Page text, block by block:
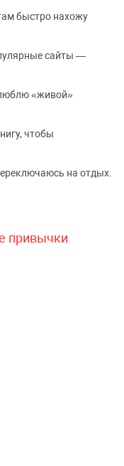
быстро нахожу
сайты —
«живой»
чтобы
на отдых.
привычки